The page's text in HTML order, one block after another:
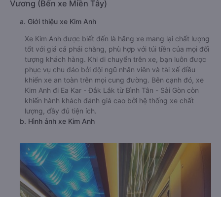
Vương (Bến xe Miền Tây)
a. Giới thiệu xe Kim Anh
Xe Kim Anh được biết đến là hãng xe mang lại chất lượng
tốt với giá cả phải chăng, phù hợp với túi tiền của mọi đối
tượng khách hàng. Khi di chuyển trên xe, bạn luôn được
phục vụ chu đáo bởi đội ngũ nhân viên và tài xế điều
khiển xe an toàn trên mọi cung đường. Bên cạnh đó, xe
Kim Anh đi Ea Kar - Đắk Lắk từ Bình Tân - Sài Gòn còn
khiến hành khách đánh giá cao bởi hệ thống xe chất
lượng, đầy đủ tiện ích.
b. Hình ảnh xe Kim Anh